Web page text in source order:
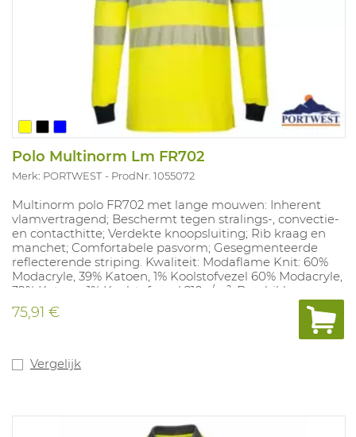
Polo Multinorm Lm FR702
Merk: PORTWEST ProdNr. 1055072
Multinorm polo FR702 met lange mouwen: Inherent
vlamvertragend; Beschermt tegen stralings-, convectie-
en contacthitte; Verdekte knoopsluiting; Rib kraag en
manchet; Comfortabele pasvorm; Gesegmenteerde
reflecterende striping. Kwaliteit: Modaflame Knit: 60%
Modacryle, 39% Katoen, 1% Koolstofvezel 60% Modacryle,
39% Katoen, 1% Koolstofvezel 210g/m². Beschikbare
maten: S-3XL. Beschikbare kleuren: Fluo geel/marine en
fluo geel/zwart.
75,91 €
Vergelijk